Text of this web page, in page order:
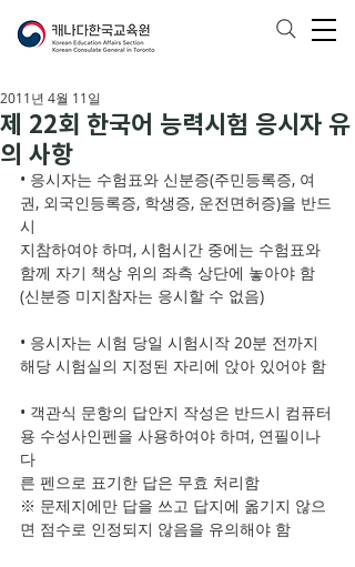
제 22회 한국어 능력시험 응시자 유
의 사항
2011년 4월 11일
• 응시자는 수험표와 신분증(주민등록증, 여
권, 외국인등록증, 학생증, 운전면허증)을 반드
시
지참하여야 하며, 시험시간 중에는 수험표와
함께 자기 책상 위의 좌측 상단에 놓아야 함
(신분증 미지참자는 응시할 수 없음)
• 응시자는 시험 당일 시험시작 20분 전까지
해당 시험실의 지정된 자리에 앉아 있어야 함
• 객관식 문항의 답안지 작성은 반드시 컴퓨터
용 수성사인펜을 사용하여야 하며, 연필이나
다
른 펜으로 표기한 답은 무효 처리함
※ 문제지에만 답을 쓰고 답지에 옮기지 않으
면 점수로 인정되지 않음을 유의해야 함